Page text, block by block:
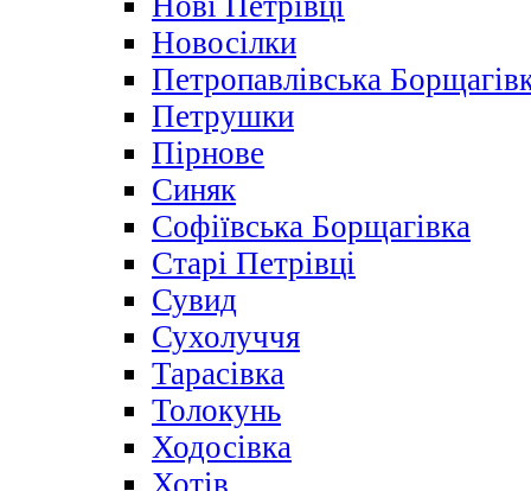
Новосілки
Петропавлівська
Петрушки
Пірнове
Синяк
Софіївська Борщагівка
Старі Петрівці
Сувид
Сухолуччя
Тарасівка
Толокунь
Ходосівка